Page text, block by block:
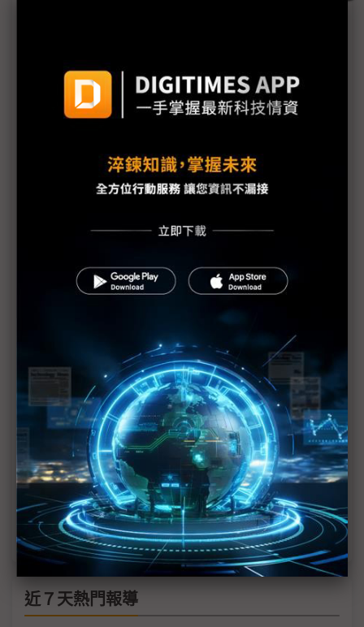
台廠競逐無人機影像感測晶片 紅外線加分項、AI演
算法必修
Embedded World聚焦無人載具 擷發楊健盟直指台
廠進軍歐洲正當時
聯發科Genio平台3奈米新旗艦登場 鎖定最高階AIoT
佳能企業祭「固本擴張」策略 2026年營運邁向爆發
商用機帶動高階產品、AI無人機模組放量 義隆不怕
PC下滑衝擊
擷發軟硬體前進Embedded World AIVO平台延伸
至無人機
聯詠估記憶體成2026需求關鍵 掌握「視覺邊緣AI」
新成長主力
佳能1月營收創10年新高 2026全年劍指百億大關
近７天熱門報導